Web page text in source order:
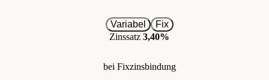
Variabel
Fix
Zinssatz 3,40%
bei Fixzinsbindung